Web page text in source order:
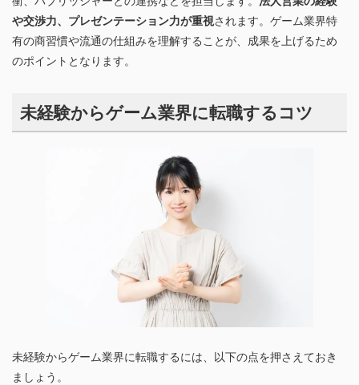
や交渉力、プレゼンテーション力が重視されます。ゲーム業界特
有の商習慣や流通の仕組みを理解することが、成果を上げるため
のポイントとなります。
未経験からゲーム業界に転職するコツ
未経験からゲーム業界に転職するには、以下の点を押さえておき
ましょう。